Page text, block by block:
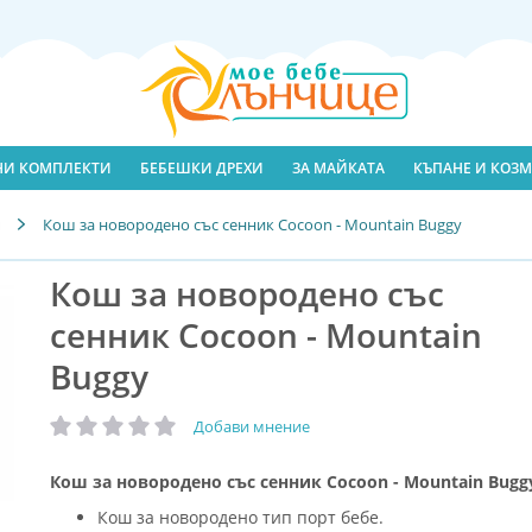
КОМПЛЕКТИ БЕБЕШКИ ДРЕХИ ЗА МАЙКАТА КЪПАНЕ И
Кош за новородено със сенник Cocoon - Mountain Buggy
Кош за новородено със
сенник Cocoon - Mountain
Buggy
рейтинг: Добави мнение
Кош за новородено със сенник Cocoon - Mountain
Кош за новородено тип порт бебе.